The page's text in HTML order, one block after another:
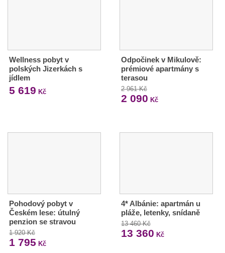
Wellness pobyt v
polských Jizerkách s
jídlem
5 619 Kč
Odpočinek v Mikulově:
prémiové apartmány s
terasou
2 961 Kč
2 090 Kč
Pohodový pobyt v
Českém lese: útulný
penzion se stravou
1 920 Kč
1 795 Kč
4* Albánie: apartmán u
pláže, letenky, snídaně
13 460 Kč
13 360 Kč